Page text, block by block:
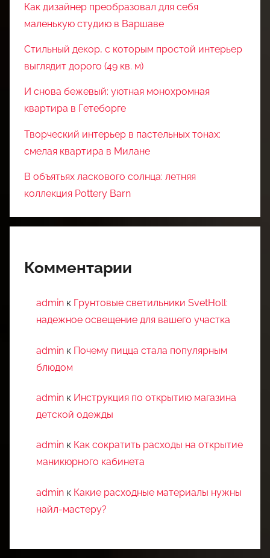
Как дизайнер преобразовал для себя
маленькую студию в Варшаве
Стильный декор, с которым простой интерьер
выглядит дорого (49 кв. м)
И снова бежевый: уютная монохромная
квартира в Гетеборге
Творческий интерьер в пастельных тонах:
смелая квартира в Милане
В объятьях ласкового солнца: летняя
коллекция Pottery Barn
Комментарии
admin к Грунтовые светильники SvetHoll:
надежное освещение для вашего участка
admin к Почему пицца стала популярным
блюдом
admin к Инструкция по открытию магазина
детской одежды
admin к Как сократить расходы на открытие
маникюрного кабинета
admin к Какие расходные материалы нужны
найл-мастеру?